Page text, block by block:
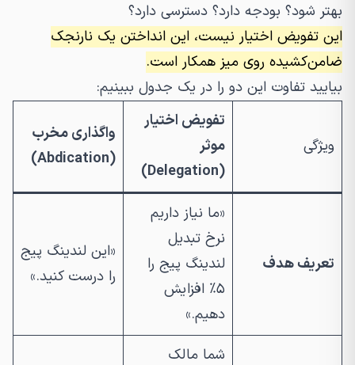
بهتر شود؟ بودجه دارد؟ دسترسی دارد؟
این تفویض اختیار نیست، این انداختن یک نارنجک
ضامن‌کشیده روی میز همکار است.
بیایید تفاوت این دو را در یک جدول ببینیم:
ویژگی
تفویض اختیار
موثر
(Delegation)
واگذاری مخرب
(Abdication)
تعریف هدف
«ما نیاز داریم
نرخ تبدیل
لندینگ پیج را
۵٪ افزایش
دهیم.»
«این لندینگ پیج
را درست کنید.»
شما مالک